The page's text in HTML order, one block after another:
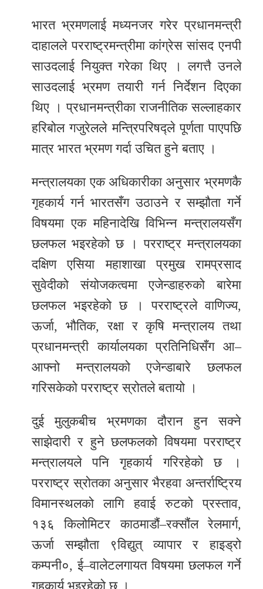
भारत भ्रमणलाई मध्यनजर गरेर प्रधानमन्त्री
दाहालले परराष्ट्रमन्त्रीमा कांग्रेस सांसद एनपी
साउदलाई नियुक्त गरेका थिए । लगत्तै उनले
साउदलाई भ्रमण तयारी गर्न निर्देशन दिएका
थिए । प्रधानमन्त्रीका राजनीतिक सल्लाहकार
हरिबोल गजुरेलले मन्त्रिपरिषद्ले पूर्णता पाएपछि
मात्र भारत भ्रमण गर्दा उचित हुने बताए ।
मन्त्रालयका एक अधिकारीका अनुसार भ्रमणकै
गृहकार्य गर्न भारतसँग उठाउने र सम्झौता गर्ने
विषयमा एक महिनादेखि विभिन्न मन्त्रालयसँग
छलफल भइरहेको छ । परराष्ट्र मन्त्रालयका
दक्षिण एसिया महाशाखा प्रमुख रामप्रसाद
सुवेदीको संयोजकत्वमा एजेन्डाहरुको बारेमा
छलफल भइरहेको छ । परराष्ट्रले वाणिज्य,
ऊर्जा, भौतिक, रक्षा र कृषि मन्त्रालय तथा
प्रधानमन्त्री कार्यालयका प्रतिनिधिसँग आ–
आफ्नो मन्त्रालयको एजेन्डाबारे छलफल
गरिसकेको परराष्ट्र स्रोतले बतायो ।
दुई मुलुकबीच भ्रमणका दौरान हुन सक्ने
साझेदारी र हुने छलफलको विषयमा परराष्ट्र
मन्त्रालयले पनि गृहकार्य गरिरहेको छ ।
परराष्ट्र स्रोतका अनुसार भैरहवा अन्तर्राष्ट्रिय
विमानस्थलको लागि हवाई रुटको प्रस्ताव,
१३६ किलोमिटर काठमाडौं–रक्सौंल रेलमार्ग,
ऊर्जा सम्झौता ९विद्युत् व्यापार र हाइड्रो
कम्पनी०, ई–वालेटलगायत विषयमा छलफल गर्ने
गृहकार्य भइरहेको छ ।